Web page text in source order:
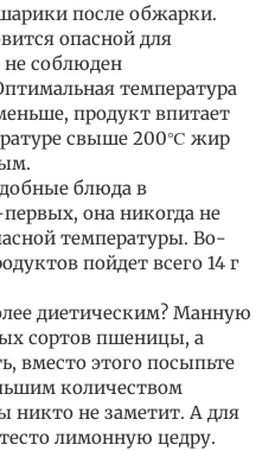
после обжарки.
опасной для
не соблюден
температура
продукт впитает
свыше 200℃ жир
блюда в
она никогда не
температуры. Во-
пойдет всего 14 г
диетическим? Манную
сортов пшеницы, а
вместо этого посыпьте
количеством
никто не заметит. А для
лимонную цедру.